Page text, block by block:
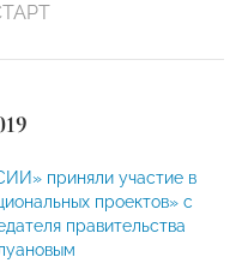
приняли участие в
проектов» с
правительства